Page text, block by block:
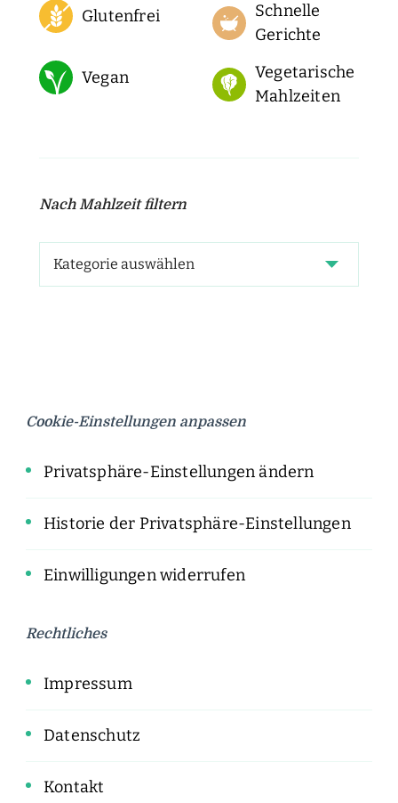
Glutenfrei
Schnelle
Gerichte
Vegan
Vegetarische
Mahlzeiten
Nach Mahlzeit filtern
Cookie-Einstellungen anpassen
Privatsphäre-Einstellungen ändern
Historie der Privatsphäre-Einstellungen
Einwilligungen widerrufen
Rechtliches
Impressum
Datenschutz
Kontakt